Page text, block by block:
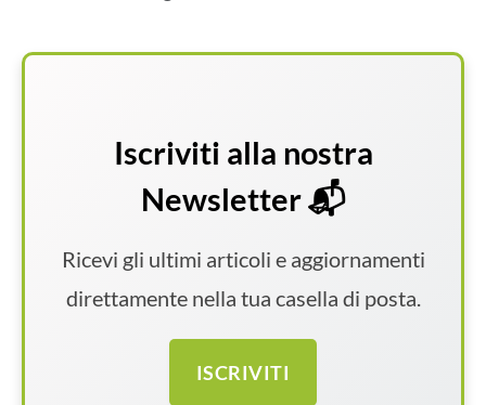
Iscriviti alla nostra
Newsletter 📬
Ricevi gli ultimi articoli e aggiornamenti
direttamente nella tua casella di posta.
ISCRIVITI